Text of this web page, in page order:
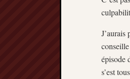
épisode
s’est